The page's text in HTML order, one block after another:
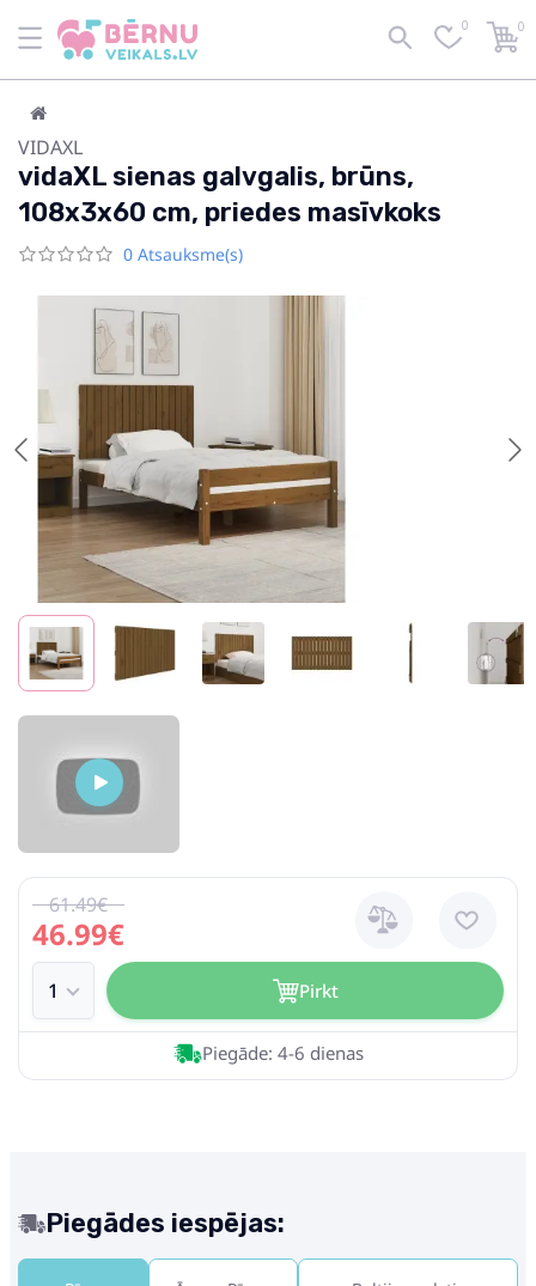
0 0
VIDAXL
vidaXL sienas galvgalis, brūns,
108x3x60 cm, priedes masīvkoks
0 Atsauksme(s)
46.99€
61.49€
Pirkt
Piegāde: 4-6 dienas
Piegādes iespējas: